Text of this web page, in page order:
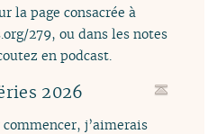
la page consacrée à
279, ou dans les notes
en podcast.
2026
commencer, j’aimerais